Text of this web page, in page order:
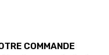
COMMANDE